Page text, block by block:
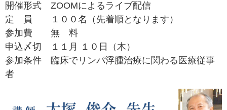
開催形式 ZOOMによるライブ配信
定 員 １００名（先着順となります）
参加費 無 料
申込〆切 １１月 １０日（木）
参加条件 臨床でリンパ浮腫治療に関わる医療従事
者